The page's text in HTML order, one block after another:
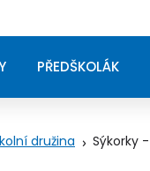
PŘEDŠKOLÁK
družina Sýkorky